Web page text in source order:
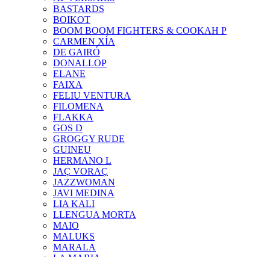
BASTARDS
BOIKOT
BOOM BOOM FIGHTERS & COOKAH P
CARMEN XÍA
DE GAIRÓ
DONALLOP
ELANE
FAIXA
FELIU VENTURA
FILOMENA
FLAKKA
GOS D
GROGGY RUDE
GUINEU
HERMANO L
JAÇ VORAÇ
JAZZWOMAN
JAVI MEDINA
LIA KALI
LLENGUA MORTA
MAIO
MALUKS
MARALA